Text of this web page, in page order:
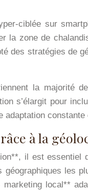
ciblée sur
zone de
des stratégies de
la majorité
s’élargit pour
constante
à la
il est
les
local**